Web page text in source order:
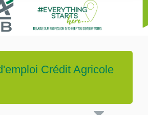
Crédit Agricole